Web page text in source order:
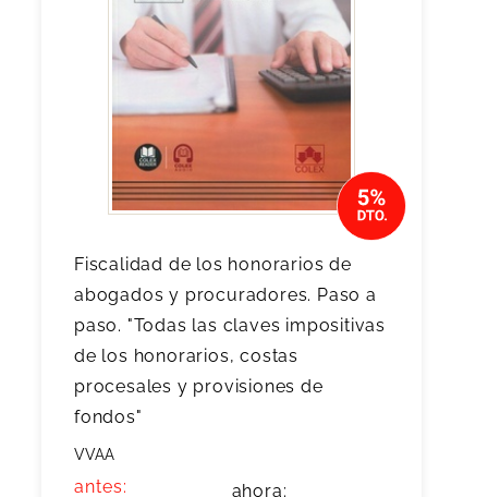
Fiscalidad de los honorarios de
abogados y procuradores. Paso a
paso. "Todas las claves impositivas
de los honorarios, costas
procesales y provisiones de
fondos"
VVAA
antes:
ahora: